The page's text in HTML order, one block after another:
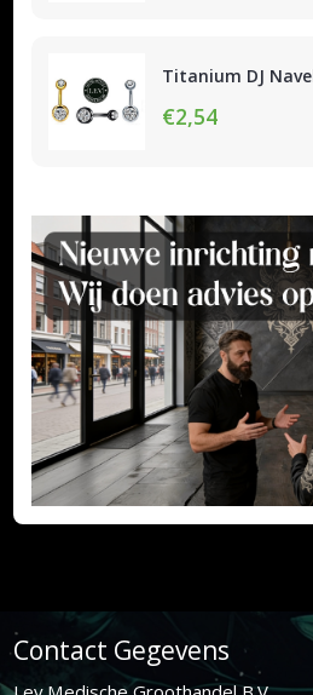
Titanium DJ
€2,54
Contact Gegevens